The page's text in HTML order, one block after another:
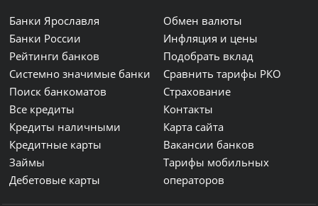
Банки Ярославля
Банки России
Рейтинги банков
Системно значимые банки
Поиск банкоматов
Все кредиты
Кредиты наличными
Кредитные карты
Займы
Дебетовые карты
Обмен валюты
Инфляция и цены
Подобрать вклад
Сравнить тарифы РКО
Страхование
Контакты
Карта сайта
Вакансии банков
Тарифы мобильных
операторов